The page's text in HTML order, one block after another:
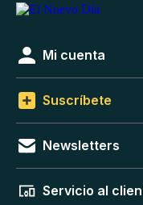
Mi cuenta
Suscríbete
Newsletters
Servicio al